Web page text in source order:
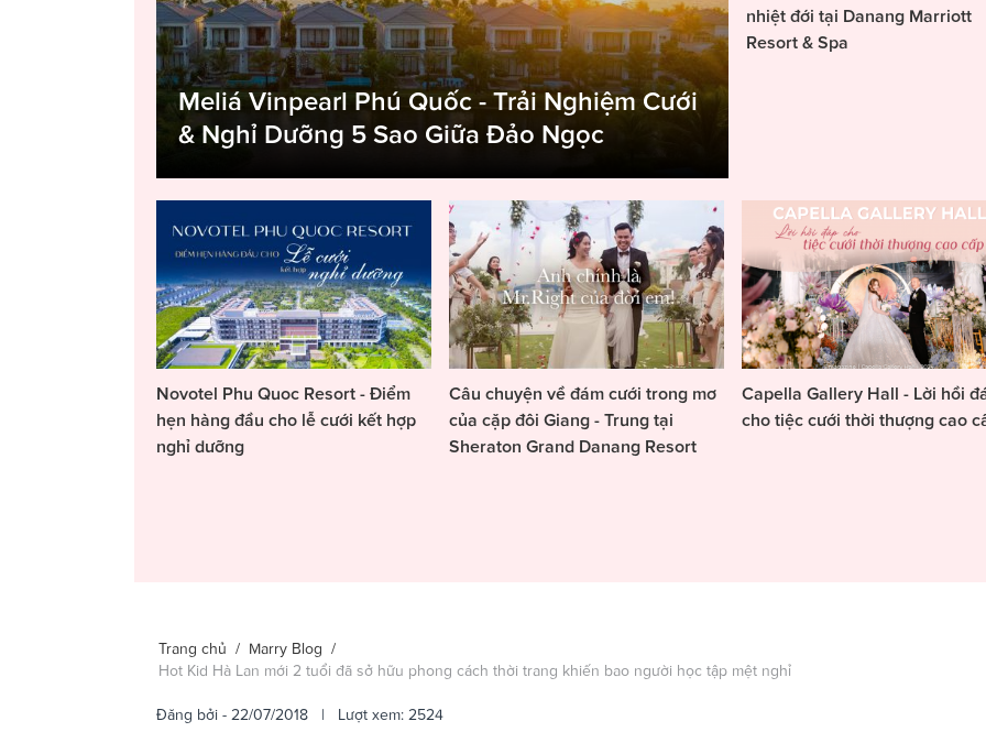
Meliá Vinpearl Phú Quốc - Trải Nghiệm Cưới
& Nghỉ Dưỡng 5 Sao Giữa Đảo Ngọc
nhiệt đới tại Danang Marriott
Resort & Spa
Novotel Phu Quoc Resort - Điểm
hẹn hàng đầu cho lễ cưới kết hợp
nghỉ dưỡng
Câu chuyện về đám cưới trong mơ
của cặp đôi Giang - Trung tại
Sheraton Grand Danang Resort
Capella Gallery Hall - Lời hồi
cho tiệc cưới thời thượng cao
Trang chủ / Marry Blog /
Hot Kid Hà Lan mới 2 tuổi đã sở hữu phong cách thời trang khiến bao người học tập mệt nghỉ
Đăng bởi - 22/07/2018 | Lượt xem: 2524